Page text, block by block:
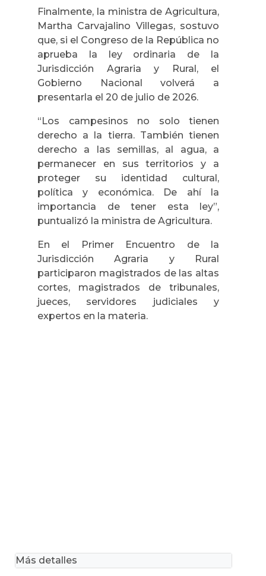
Finalmente, la ministra de Agricultura,
Martha Carvajalino Villegas, sostuvo
que, si el Congreso de la República no
aprueba la ley ordinaria de la
Jurisdicción Agraria y Rural, el
Gobierno Nacional volverá a
presentarla el 20 de julio de 2026.
“Los campesinos no solo tienen
derecho a la tierra. También tienen
derecho a las semillas, al agua, a
permanecer en sus territorios y a
proteger su identidad cultural,
política y económica. De ahí la
importancia de tener esta ley”,
puntualizó la ministra de Agricultura.
En el Primer Encuentro de la
Jurisdicción Agraria y Rural
participaron magistrados de las altas
cortes, magistrados de tribunales,
jueces, servidores judiciales y
expertos en la materia.
Más detalles